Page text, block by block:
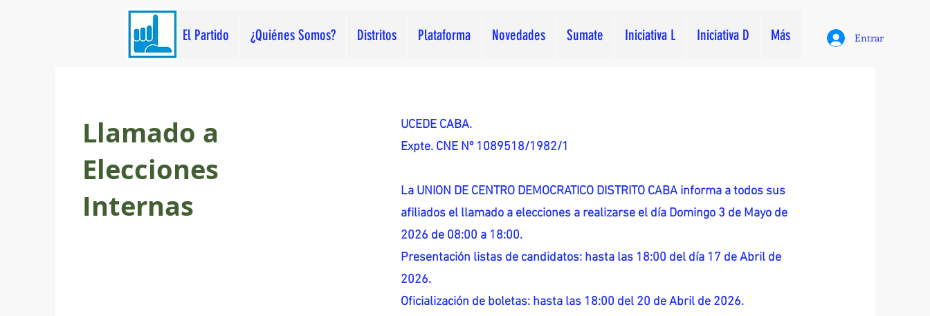
El Partido ¿Quiénes Somos? Distritos Plataforma Novedades Sumate Iniciativa L Iniciativa D Más Entrar
Llamado a
Elecciones
Internas
UCEDE CABA.
Expte. CNE Nº 1089518/1982/1
La UNION DE CENTRO DEMOCRATICO DISTRITO CABA informa a todos sus
afiliados el llamado a elecciones a realizarse el día Domingo 3 de Mayo de
2026 de 08:00 a 18:00.
Presentación listas de candidatos: hasta las 18:00 del día 17 de Abril de
2026.
Oficialización de boletas: hasta las 18:00 del 20 de Abril de 2026.